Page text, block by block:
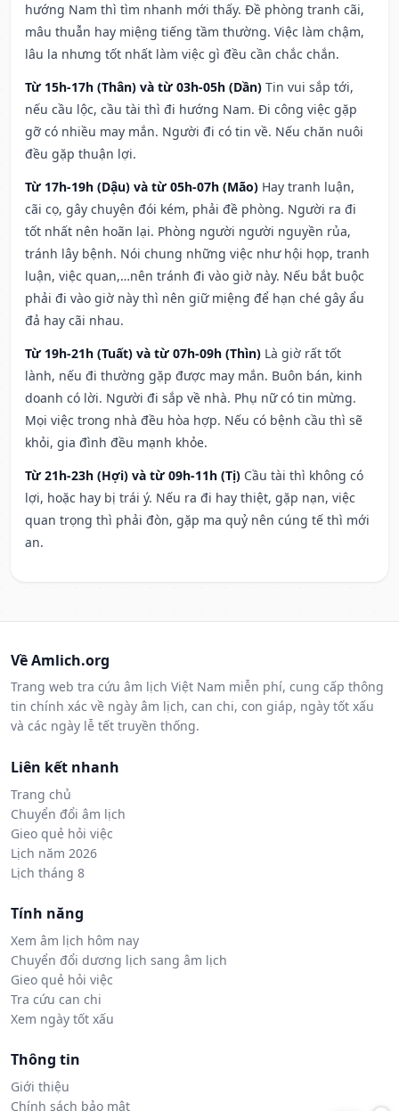
hướng Nam thì tìm nhanh mới thấy. Đề phòng tranh cãi,
mâu thuẫn hay miệng tiếng tầm thường. Việc làm chậm,
lâu la nhưng tốt nhất làm việc gì đều cần chắc chắn.
Từ 15h-17h (Thân) và từ 03h-05h (Dần) Tin vui sắp tới,
nếu cầu lộc, cầu tài thì đi hướng Nam. Đi công việc gặp
gỡ có nhiều may mắn. Người đi có tin về. Nếu chăn nuôi
đều gặp thuận lợi.
Từ 17h-19h (Dậu) và từ 05h-07h (Mão) Hay tranh luận,
cãi cọ, gây chuyện đói kém, phải đề phòng. Người ra đi
tốt nhất nên hoãn lại. Phòng người người nguyền rủa,
tránh lây bệnh. Nói chung những việc như hội họp, tranh
luận, việc quan,…nên tránh đi vào giờ này. Nếu bắt buộc
phải đi vào giờ này thì nên giữ miệng để hạn ché gây ẩu
đả hay cãi nhau.
Từ 19h-21h (Tuất) và từ 07h-09h (Thìn) Là giờ rất tốt
lành, nếu đi thường gặp được may mắn. Buôn bán, kinh
doanh có lời. Người đi sắp về nhà. Phụ nữ có tin mừng.
Mọi việc trong nhà đều hòa hợp. Nếu có bệnh cầu thì sẽ
khỏi, gia đình đều mạnh khỏe.
Từ 21h-23h (Hợi) và từ 09h-11h (Tị) Cầu tài thì không có
lợi, hoặc hay bị trái ý. Nếu ra đi hay thiệt, gặp nạn, việc
quan trọng thì phải đòn, gặp ma quỷ nên cúng tế thì mới
an.
Về Amlich.org
Trang web tra cứu âm lịch Việt Nam miễn phí, cung cấp thông
tin chính xác về ngày âm lịch, can chi, con giáp, ngày tốt xấu
và các ngày lễ tết truyền thống.
Liên kết nhanh
Trang chủ
Chuyển đổi âm lịch
Gieo quẻ hỏi việc
Lịch năm 2026
Lịch tháng 8
Tính năng
Xem âm lịch hôm nay
Chuyển đổi dương lịch sang âm lịch
Gieo quẻ hỏi việc
Tra cứu can chi
Xem ngày tốt xấu
Thông tin
Giới thiệu
Chính sách bảo mật